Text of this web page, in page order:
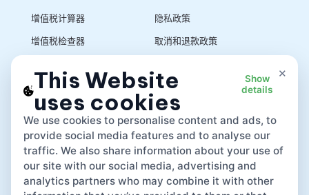
增值税计算器
增值税检查器
隐私政策
取消和退款政策
App
×
This Website
uses cookies
Show
details
We use cookies to personalise content and ads, to
provide social media features and to analyse our
traffic. We also share information about your use of
our site with our social media, advertising and
analytics partners who may combine it with other